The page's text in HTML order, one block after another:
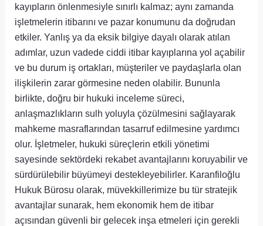
kayıpların önlenmesiyle sınırlı kalmaz; aynı zamanda
işletmelerin itibarını ve pazar konumunu da doğrudan
etkiler. Yanlış ya da eksik bilgiye dayalı olarak atılan
adımlar, uzun vadede ciddi itibar kayıplarına yol açabilir
ve bu durum iş ortakları, müşteriler ve paydaşlarla olan
ilişkilerin zarar görmesine neden olabilir. Bununla
birlikte, doğru bir hukuki inceleme süreci,
anlaşmazlıkların sulh yoluyla çözülmesini sağlayarak
mahkeme masraflarından tasarruf edilmesine yardımcı
olur. İşletmeler, hukuki süreçlerin etkili yönetimi
sayesinde sektördeki rekabet avantajlarını koruyabilir ve
sürdürülebilir büyümeyi destekleyebilirler. Karanfiloğlu
Hukuk Bürosu olarak, müvekkillerimize bu tür stratejik
avantajlar sunarak, hem ekonomik hem de itibar
açısından güvenli bir gelecek inşa etmeleri için gerekli